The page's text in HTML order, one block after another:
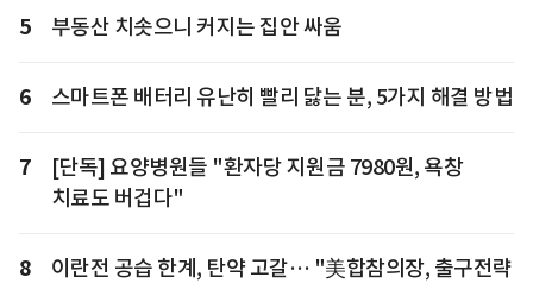
5 부동산 치솟으니 커지는 집안 싸움
6 스마트폰 배터리 유난히 빨리 닳는 분, 5가지 해결 방법
7
[단독] 요양병원들 "환자당 지원금 7980원, 욕창
치료도 버겁다"
8
이란전 공습 한계, 탄약 고갈… "美합참의장, 출구전략